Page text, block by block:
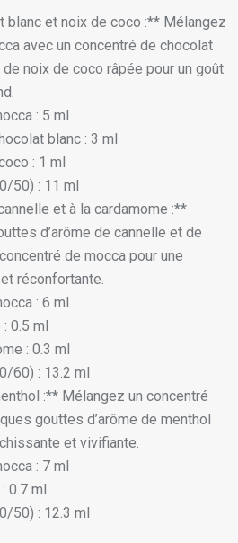
blanc et noix de coco :** Mélangez
avec un concentré de chocolat
noix de coco râpée pour un goût
: 5 ml
blanc : 3 ml
: 1 ml
50) : 11 ml
et à la cardamome :**
d’arôme de cannelle et de
de mocca pour une
réconfortante.
: 6 ml
0.5 ml
: 0.3 ml
60) : 13.2 ml
:** Mélangez un concentré
gouttes d’arôme de menthol
et vivifiante.
: 7 ml
0.7 ml
50) : 12.3 ml